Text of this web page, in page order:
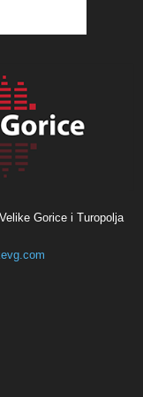
Gorice i Turopolja